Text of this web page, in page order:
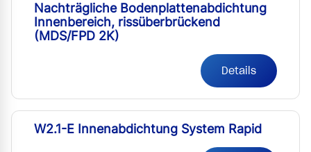
Nachträgliche Bodenplattenabdichtung
Innenbereich, rissüberbrückend
(MDS/FPD 2K)
Details
W2.1-E Innenabdichtung System Rapid